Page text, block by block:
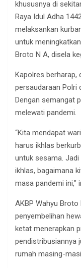
khususnya di
Raya Idul Adha
melaksankan
untuk
Broto N A, disela
Kapolres berharap,
persaudaraan Polri
Dengan semangat
melewati pandemi.
“Kita mendapat
harus ikhlas
untuk sesama.
ikhlas, bagaimana
masa pandemi ini,”
AKBP Wahyu
penyembelihan
ketat menerapkan
pendistribusiannya
rumah masing-